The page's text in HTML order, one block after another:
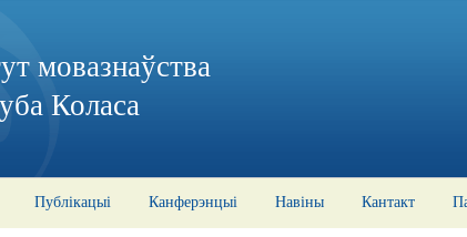
мовазнаўства
Коласа
Публікацыі Канферэнцыі Навіны Кантакт